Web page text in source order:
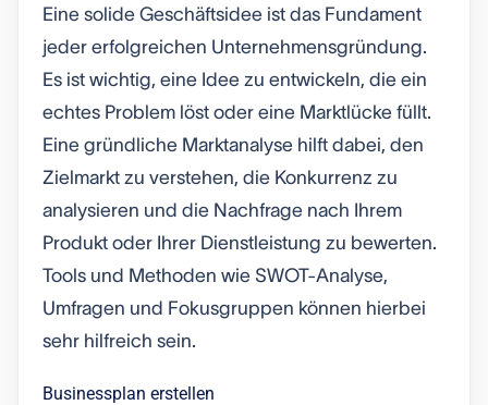
Eine solide Geschäftsidee ist das Fundament
jeder erfolgreichen Unternehmensgründung.
Es ist wichtig, eine Idee zu entwickeln, die ein
echtes Problem löst oder eine Marktlücke füllt.
Eine gründliche Marktanalyse hilft dabei, den
Zielmarkt zu verstehen, die Konkurrenz zu
analysieren und die Nachfrage nach Ihrem
Produkt oder Ihrer Dienstleistung zu bewerten.
Tools und Methoden wie SWOT-Analyse,
Umfragen und Fokusgruppen können hierbei
sehr hilfreich sein.
Businessplan erstellen